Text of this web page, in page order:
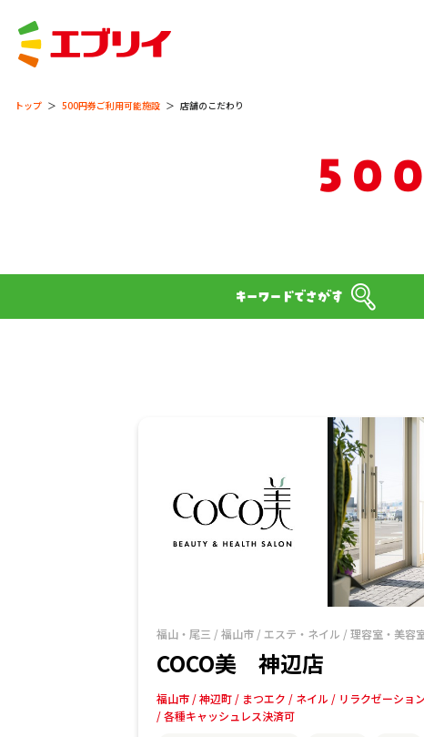
トップ 500円券ご利用可能施設 店舗のこだわり
福山・尾三 /福山市 /エステ・ネイル /理容室・美容
COCO美 神辺店
福山市 神辺町 まつエク ネイル リラクゼーション
各種キャッシュレス決済可